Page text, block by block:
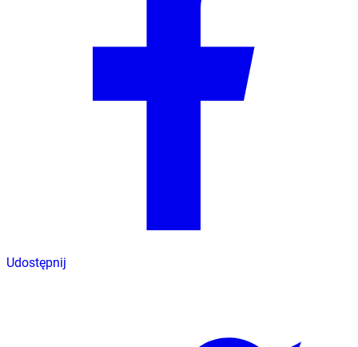
Udostępnij